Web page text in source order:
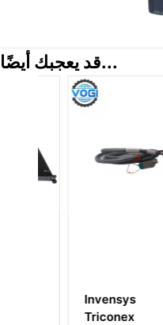
قد يعجبك أيضًا...
Invensys
Triconex